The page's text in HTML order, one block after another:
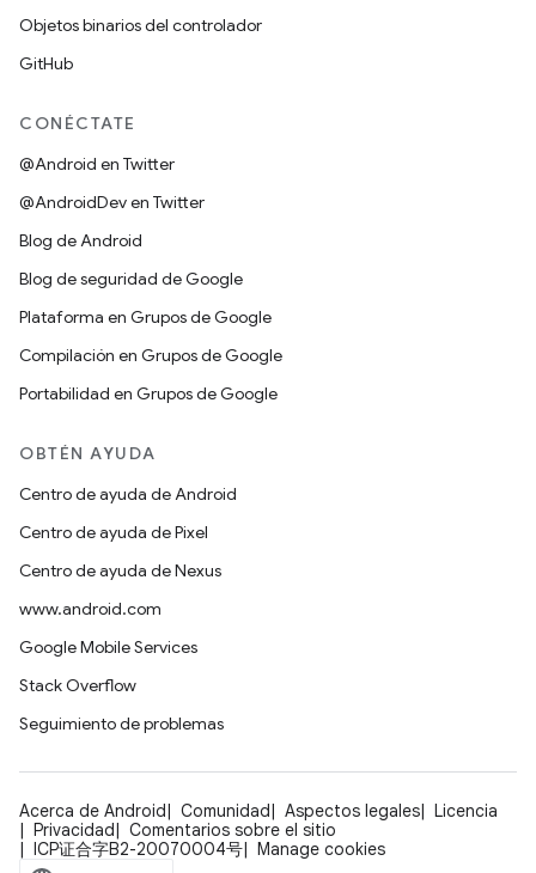
Objetos binarios del controlador
GitHub
CONÉCTATE
@Android en Twitter
@AndroidDev en Twitter
Blog de Android
Blog de seguridad de Google
Plataforma en Grupos de Google
Compilación en Grupos de Google
Portabilidad en Grupos de Google
OBTÉN AYUDA
Centro de ayuda de Android
Centro de ayuda de Pixel
Centro de ayuda de Nexus
www.android.com
Google Mobile Services
Stack Overflow
Seguimiento de problemas
Acerca de Android Comunidad Aspectos legales
Licencia
Privacidad
Comentarios sobre el sitio
ICP证合字B2-20070004号
Manage cookies